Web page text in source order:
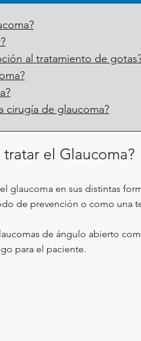
al tratamiento de
cirugía de glaucoma?
el Glaucoma?
glaucoma en sus distintas
de prevención o como una
de ángulo abierto
para el paciente.